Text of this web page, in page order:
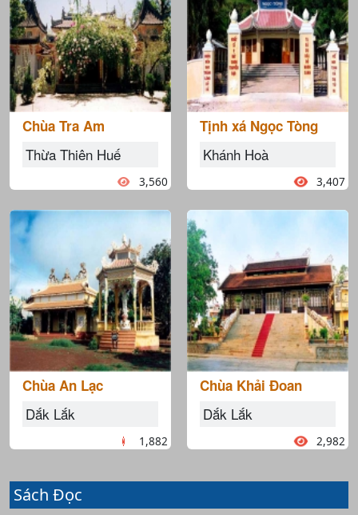
Chùa Tra Am
Thừa Thiên Huế
3,560
Chùa An Lạc
Dắk Lắk
1,882
Tịnh xá Ngọc Tòng
Khánh Hoà
3,407
Chùa Khải Đoan
Dắk Lắk
2,982
Sách Đọc